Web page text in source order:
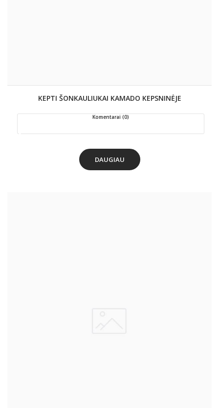
KEPTI ŠONKAULIUKAI KAMADO KEPSNINĖJE
Komentarai (0)
DAUGIAU